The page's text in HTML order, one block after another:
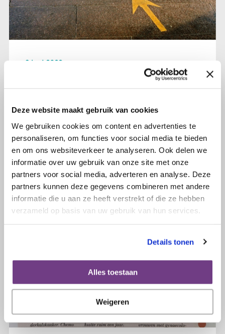
Deze website maakt gebruik van cookies
We gebruiken cookies om content en advertenties te
personaliseren, om functies voor social media te bieden
en om ons websiteverkeer te analyseren. Ook delen we
informatie over uw gebruik van onze site met onze
partners voor social media, adverteren en analyse. Deze
partners kunnen deze gegevens combineren met andere
informatie die u aan ze heeft verstrekt of die ze hebben
verzameld op basis van uw gebruik van hun services.
Details tonen
Alles toestaan
Weigeren
9 juni 2022
Deelnemers gezocht voor gesprek
brachytherapie
Lees verder